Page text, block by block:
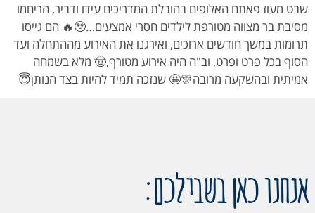
שבט מעוז פאתח האלופים בהובלת המדריכים עידו ודביר, הריחמו
מסיבת בר מצווה מטורפת לילדים חסרי אמצעים…🥹🔥 הם גייסו
תרומות במשך חודשים ארוכים, ואירגנו את האירוע מההתחלה ועד
הסוף בכל פרט ופרט, וב"ה היה אירוע מטורף,🤠 מלא בשמחה
אמיתית ובהשקעה מרובה🎊🤩 שנזכה תמיד להיות בצד הנותן😇
אנחנו כאן בשבילכם: